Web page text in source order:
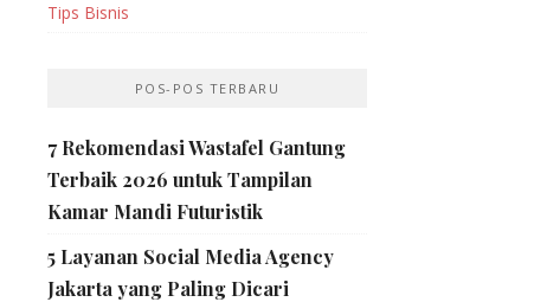
Tips Bisnis
POS-POS TERBARU
7 Rekomendasi Wastafel Gantung
Terbaik 2026 untuk Tampilan
Kamar Mandi Futuristik
5 Layanan Social Media Agency
Jakarta yang Paling Dicari